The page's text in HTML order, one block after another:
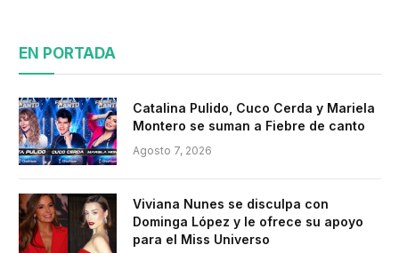
EN PORTADA
Catalina Pulido, Cuco Cerda y Mariela
Montero se suman a Fiebre de canto
Agosto 7, 2026
Viviana Nunes se disculpa con
Dominga López y le ofrece su apoyo
para el Miss Universo